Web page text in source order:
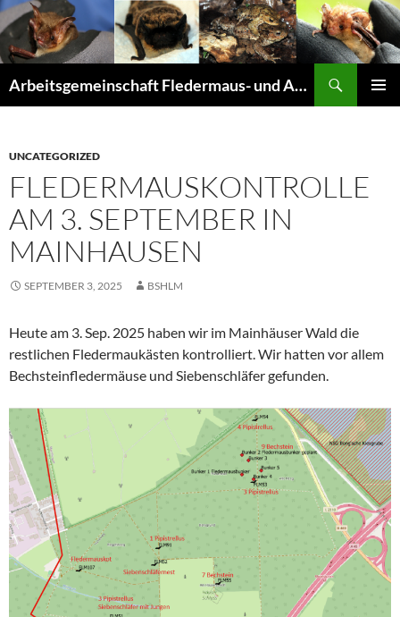
Arbeitsgemeinschaft Fledermaus- und Amphibienschutz Seligenstadt und Mainhausen
UNCATEGORIZED
FLEDERMAUSKONTROLLE
AM 3. SEPTEMBER IN
MAINHAUSEN
SEPTEMBER 3, 2025 BSHLM
Heute am 3. Sep. 2025 haben wir im Mainhäuser Wald die
restlichen Fledermaukästen kontrolliert. Wir hatten vor allem
Bechsteinfledermäuse und Siebenschläfer gefunden.